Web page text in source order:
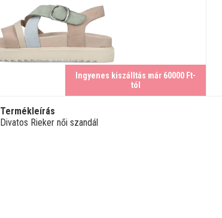
Ingyenes kiszálltás már 60000 Ft-
tól
Termékleírás
Divatos Rieker női szandál